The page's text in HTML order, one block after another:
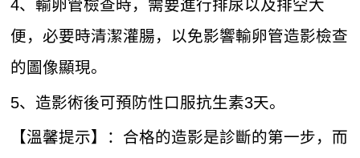
4、輸卵管檢查時，需要進行排尿以及排空大
便，必要時清潔灌腸，以免影響輸卵管造影檢查
的圖像顯現。
5、造影術後可預防性口服抗生素3天。
【溫馨提示】：合格的造影是診斷的第一步，而